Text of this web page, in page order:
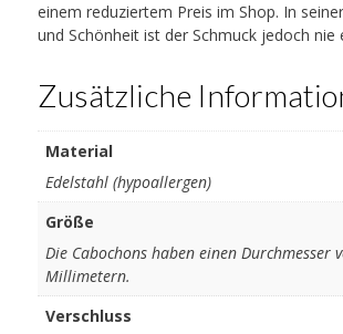
einem reduziertem Preis im Shop. In
und Schönheit ist der Schmuck jedoch nie
Zusätzliche
Material
Edelstahl (hypoallergen)
Größe
Die Cabochons haben einen Durchmesser
Millimetern.
Verschluss